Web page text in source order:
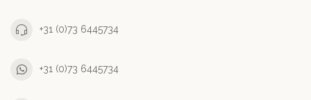
+31 (0)73 6445734
+31 (0)73 6445734